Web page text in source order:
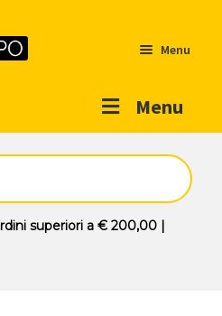
Menu
Menu
superiori a € 200,00|